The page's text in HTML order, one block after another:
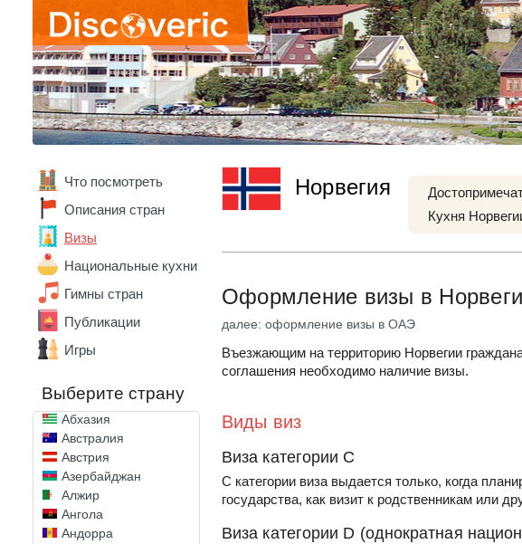
Что посмотреть
Описания стран
Визы
Национальные кухни
Гимны стран
Публикации
Игры
Выберите страну
Абхазия
Австралия
Австрия
Азербайджан
Алжир
Ангола
Андорра
Норвегия
Кухня
Оформление визы в
далее: оформление визы в ОАЭ
Въезжающим на территорию Норвегии
соглашения необходимо наличие визы.
Виды виз
Виза категории С
С категории виза выдается только, когда
государства, как визит к родственникам или
Виза категории D (однократная